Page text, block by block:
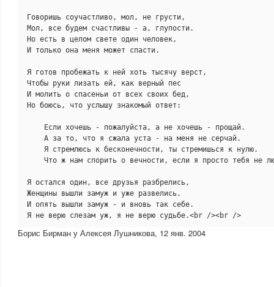
Говоришь соучастливо, мол, не грусти,
Мол, все будем счастливы - а, глупости.
Но есть в целом свете один человек,
И только она меня может спасти.
Я готов пробежать к ней хоть тысячу верст,
Чтобы руки лизать ей, как верный пес
И молить о спасеньи от всех своих бед,
Но боюсь, что услышу знакомый ответ:
    Если хочешь - пожалуйста, а не хочешь - прощай.
    А за то, что я сжала уста - на меня не серчай.
    Я стремлюсь к бесконечности, ты стремишься к нулю.
Что ж нам спорить о вечности, если я просто тебя не
Я остался один, все друзья разбрелись,
Женщины вышли замуж и уже развелись.
И опять вышли замуж - и вновь так себе.
Я не верю слезам уж, я не верю судьбе.<br /><br />
Борис Бирман у Алексея Лушникова, 12 янв. 2004